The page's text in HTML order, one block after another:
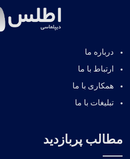
درباره ما
ارتباط با ما
همکاری با ما
تبلیغات با ما
مطالب پربازدید